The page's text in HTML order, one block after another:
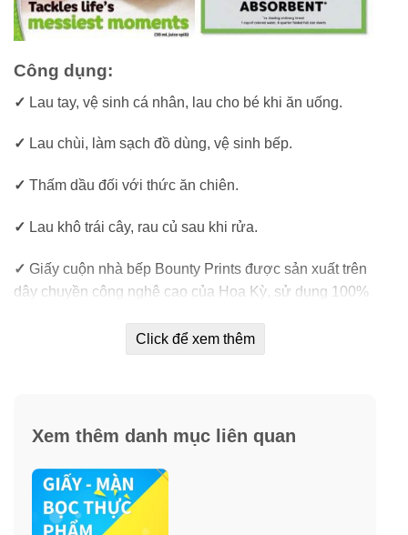
Công dụng:
✓ Lau tay, vệ sinh cá nhân, lau cho bé khi ăn uống.
✓ Lau chùi, làm sạch đồ dùng, vệ sinh bếp.
✓ Thấm dầu đối với thức ăn chiên.
✓ Lau khô trái cây, rau củ sau khi rửa.
✓ Giấy cuộn nhà bếp Bounty Prints được sản xuất trên
dây chuyền công nghệ cao của Hoa Kỳ, sử dụng 100%
hại mang đến một sự lựa chọn sản phẩm khăn giấy an
toàn cho mỗi gia đình.
Nếu bạn quan tâm đến sức khỏe của mọi người trong
gia đình, đang tìm kiếm một loại giấy lau an toàn, dẻo
dai, sạch thì Bounty là sự lựa chọn hoàn hảo.
Click để xem thêm
Xem thêm danh mục liên quan